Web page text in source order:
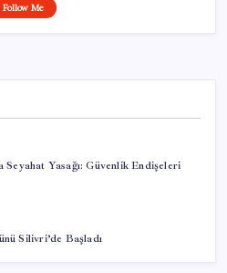
Follow Me
Seyahat Yasağı: Güvenlik Endişeleri
Silivri’de Başladı